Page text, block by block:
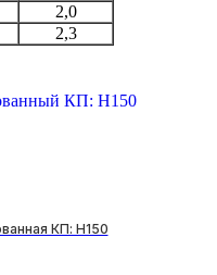
2,0
2,3
КП: H150